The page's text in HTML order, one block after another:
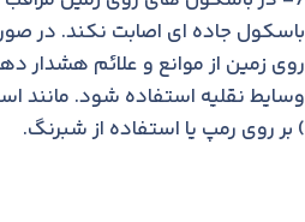
باسكول جاده ای اصابت نكند. در
روی زمین از موانع و علائم هشدار
وسایط نقلیه استفاده شود. مانند
) بر روی رمپ یا استفاده از شبرنگ.